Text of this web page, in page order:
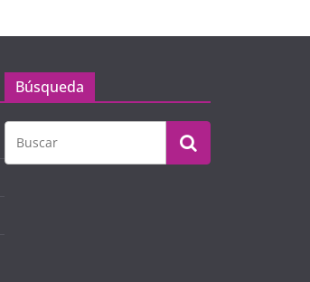
Búsqueda